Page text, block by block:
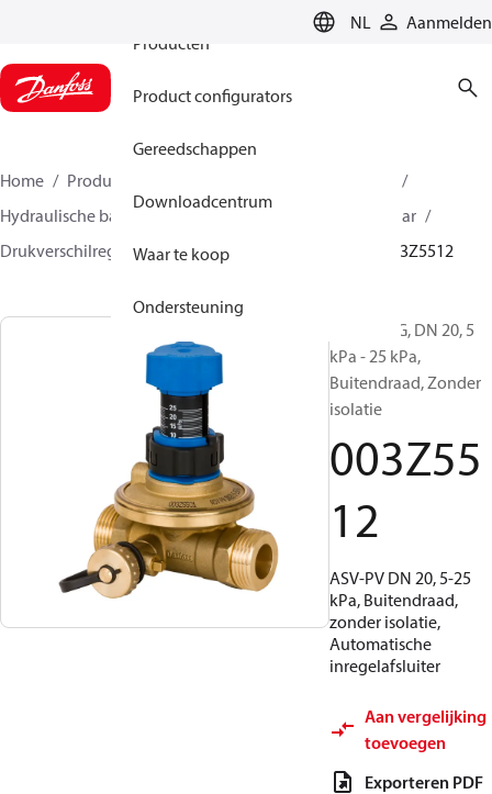
NL
Aanmelden
Producten
Product configurators
Gereedschappen
Downloadcentrum
Waar te koop
Ondersteuning
Home Producten
Hydraulische balans & inregeling
Drukverschilregelaar
Drukverschilregelaars
ASV-PV 003Z5512
ASV-PV 4G, DN 20, 5
kPa - 25 kPa,
Buitendraad, Zonder
isolatie
003Z55
12
ASV-PV DN 20, 5-25
kPa, Buitendraad,
zonder isolatie,
Automatische
inregelafsluiter
Aan vergelijking
toevoegen
Exporteren PDF